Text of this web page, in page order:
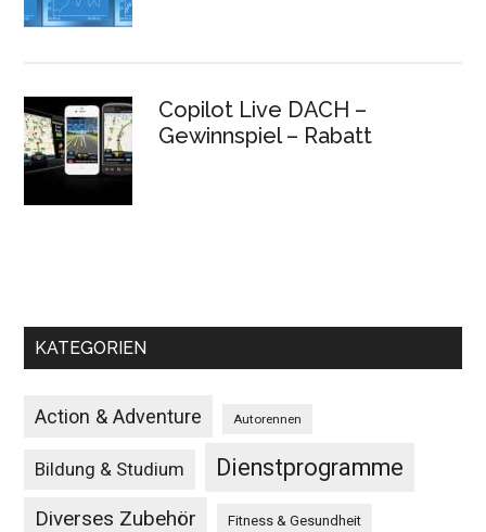
Copilot Live DACH –
Gewinnspiel – Rabatt
KATEGORIEN
Action & Adventure Autorennen
Bildung & Studium Dienstprogramme
Diverses Zubehör Fitness & Gesundheit